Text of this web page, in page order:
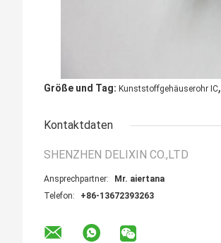
Größe und Tag: Kunststoffgehäuserohr IC,
Kontaktdaten
SHENZHEN DELIXIN CO.,LTD
Ansprechpartner:
Mr. aiertana
Telefon:
+86-13672393263